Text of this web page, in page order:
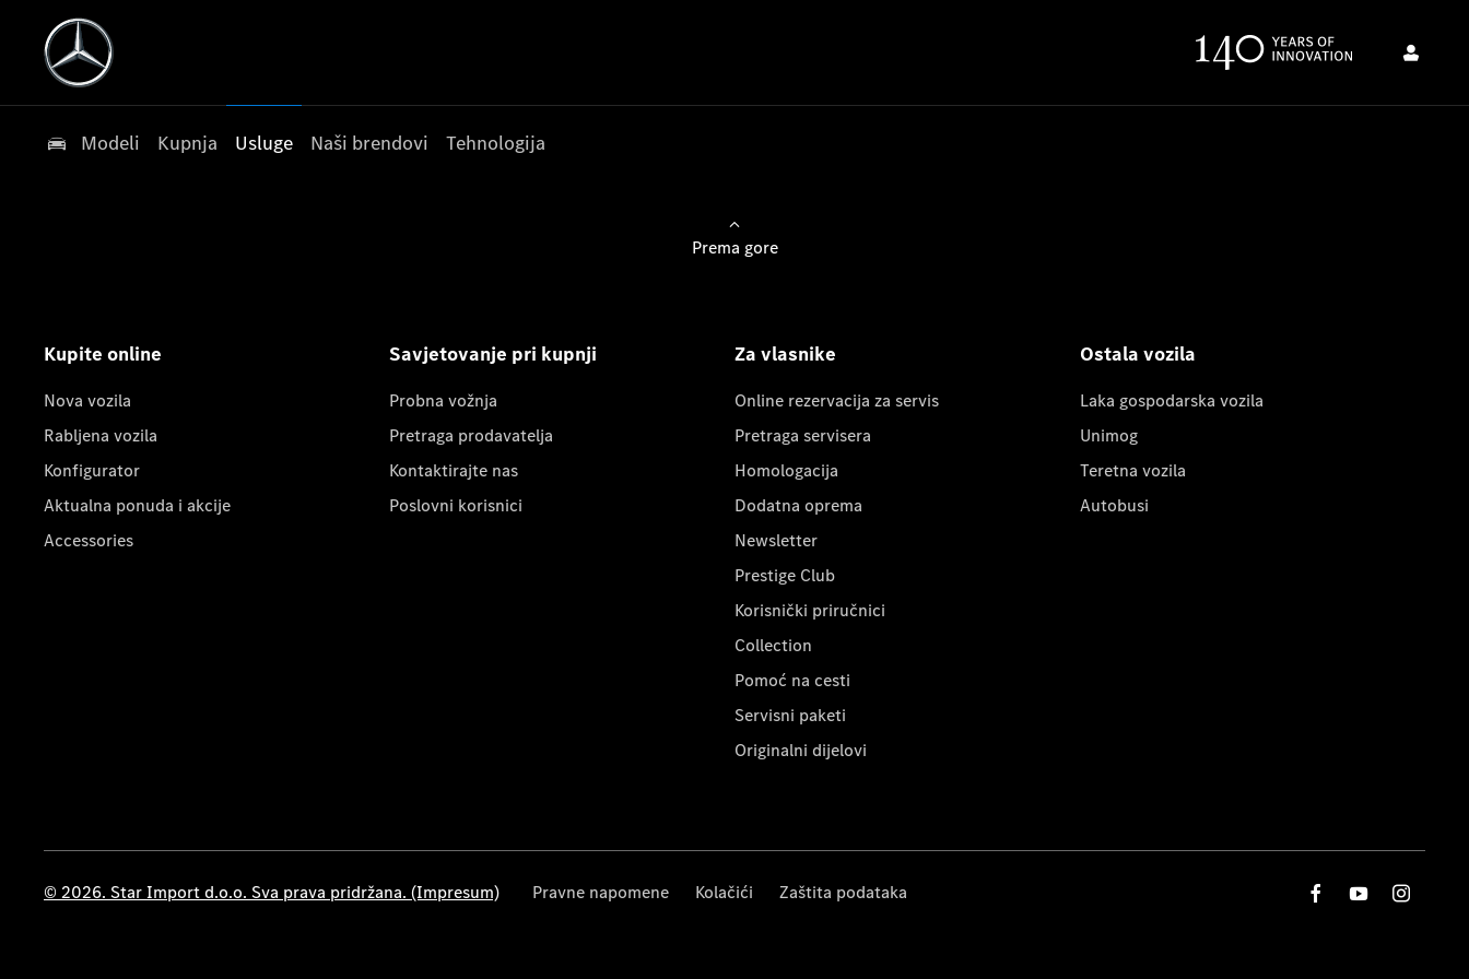
Modeli Kupnja Usluge Naši brendovi Tehnologija
Prema gore
Kupite online
Nova vozila
Rabljena vozila
Konfigurator
Aktualna ponuda i akcije
Accessories
Savjetovanje pri kupnji
Probna vožnja
Pretraga prodavatelja
Kontaktirajte nas
Poslovni korisnici
Za vlasnike
Online rezervacija za servis
Pretraga servisera
Homologacija
Dodatna oprema
Newsletter
Prestige Club
Korisnički priručnici
Collection
Pomoć na cesti
Servisni paketi
Originalni dijelovi
Ostala vozila
Laka gospodarska vozila
Unimog
Teretna vozila
Autobusi
© 2026. Star Import d.o.o. Sva prava pridržana. (Impresum) Pravne napomene Kolačići Zaštita podataka